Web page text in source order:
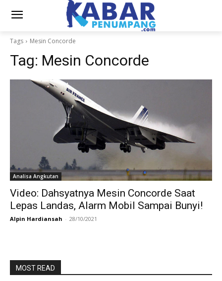
Tags Mesin Concorde
Tag: Mesin Concorde
Analisa Angkutan
Video: Dahsyatnya Mesin Concorde Saat
Lepas Landas, Alarm Mobil Sampai Bunyi!
Alpin Hardiansah - 28/10/2021
MOST READ